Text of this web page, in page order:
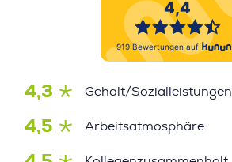
4,3 Gehalt/Sozialleistungen
4,5 Arbeitsatmosphäre